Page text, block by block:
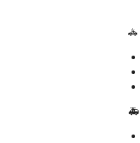
🚓
🚑